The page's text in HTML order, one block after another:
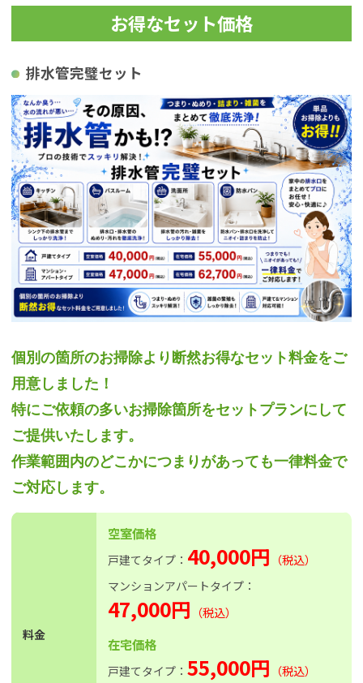
お得なセット価格
排水管完璧セット
個別の箇所のお掃除より断然お得なセット料金をご
用意しました！
特にご依頼の多いお掃除箇所をセットプランにして
ご提供いたします。
作業範囲内のどこかにつまりがあっても一律料金で
ご対応します。
料金
空室価格
戸建てタイプ： 40,000円 （税込）
マンションアパートタイプ：
47,000円 （税込）
在宅価格
戸建てタイプ： 55,000円 （税込）